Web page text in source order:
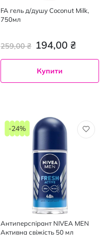
FA гель д/душу Coconut Milk,
750мл
194,00 ₴
259,00 ₴
Купити
Антиперспірант NIVEA MEN
Активна свіжість 50 мл
-24%